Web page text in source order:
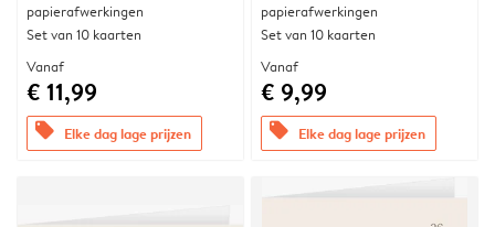
papierafwerkingen
Set van 10 kaarten
Vanaf
€ 11,99
offers Elke dag lage prijzen
papierafwerkingen
Set van 10 kaarten
Vanaf
€ 9,99
offers Elke dag lage prijzen